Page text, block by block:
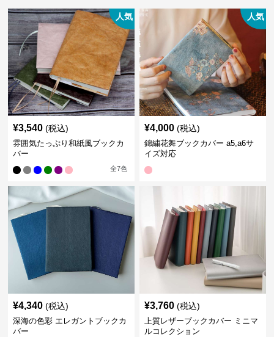
人気
¥3,540 (税込)
雰囲気たっぷり和紙風ブックカ
バー
全7色
人気
¥4,000 (税込)
錦繍花舞ブックカバー a5,a6サ
イズ対応
¥4,340 (税込)
深海の色彩 エレガントブックカ
バー
¥3,760 (税込)
上質レザーブックカバー ミニマ
ルコレクション